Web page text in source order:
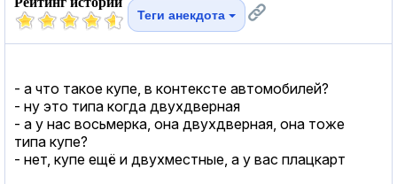
Теги анекдота
- а что такое купе, в контексте автомобилей?
- ну это типа когда двухдверная
- а у нас восьмерка, она двухдверная, она тоже
типа купе?
- нет, купе ещё и двухместные, а у вас плацкарт